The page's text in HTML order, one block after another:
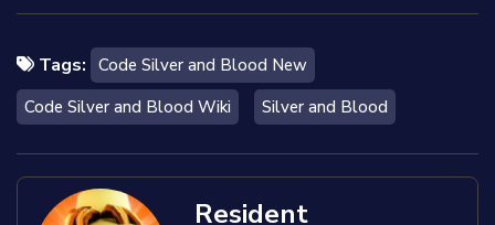
Tags: Code Silver and Blood New
Code Silver and Blood Wiki
Silver and Blood
Resident